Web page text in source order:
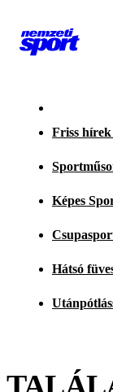
Friss
Képes
Hátsó